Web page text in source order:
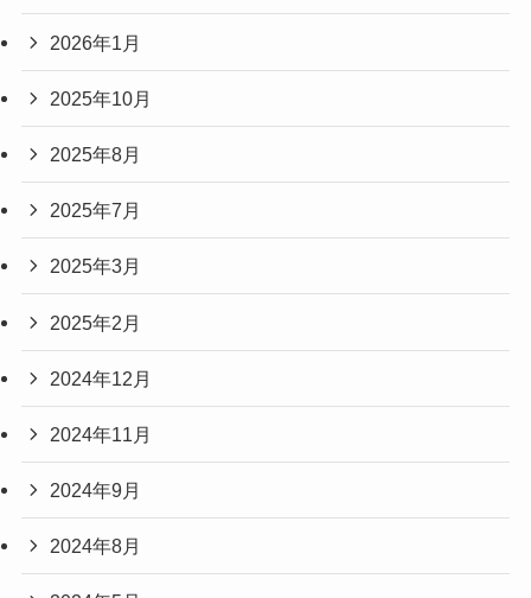
2026年1月
2025年10月
2025年8月
2025年7月
2025年3月
2025年2月
2024年12月
2024年11月
2024年9月
2024年8月